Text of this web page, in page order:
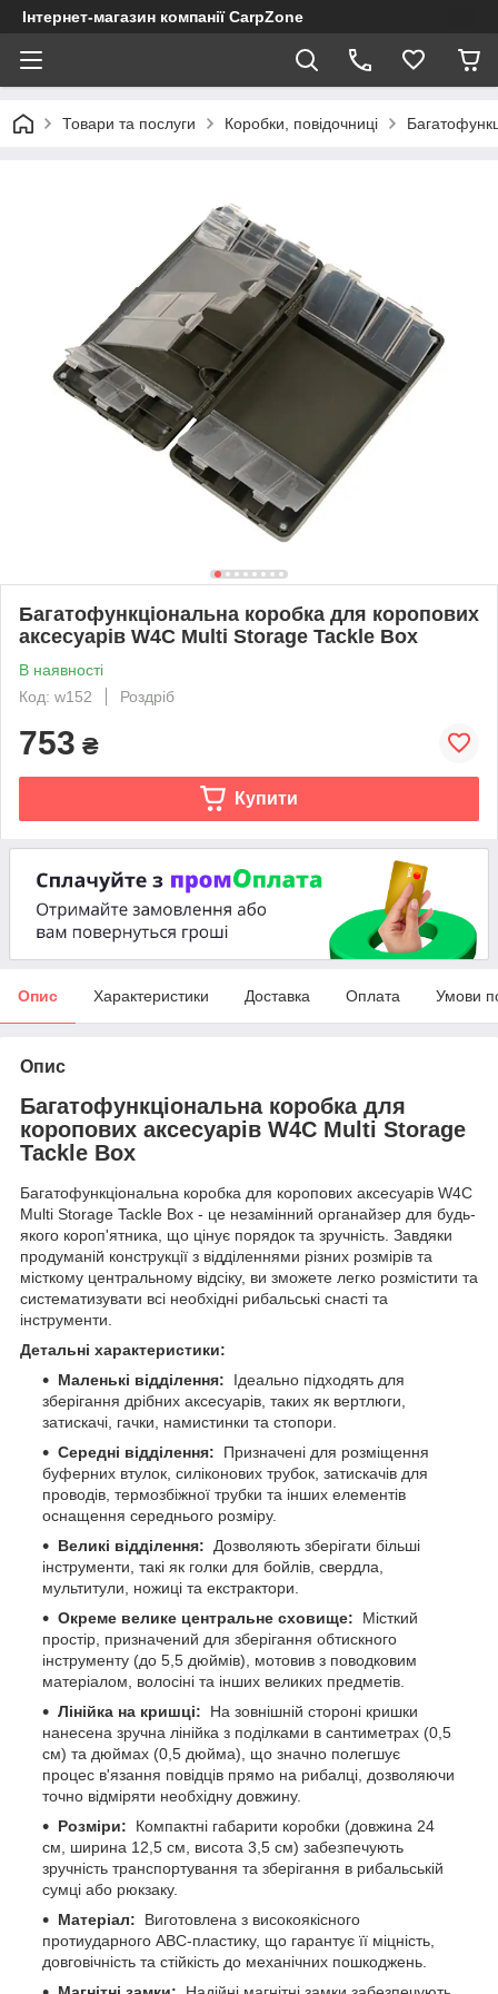
Інтернет-магазин компанії CarpZone
Товари та послуги Коробки, повідочниці
Багатофункціональна коробка для коропових
аксесуарів W4C Multi Storage Tackle Box
В наявності
Код: w152
Роздріб
753 ₴
Купити
Опис Характеристики Доставка Оплата Умови
Опис
Багатофункціональна коробка для
коропових аксесуарів W4C Multi Storage
Tackle Box
Багатофункціональна коробка для коропових аксесуарів W4C
Multi Storage Tackle Box - це незамінний органайзер для будь-
якого короп'ятника, що цінує порядок та зручність. Завдяки
продуманій конструкції з відділеннями різних розмірів та
місткому центральному відсіку, ви зможете легко розмістити та
систематизувати всі необхідні рибальські снасті та
інструменти.
Детальні характеристики:
Маленькі відділення: Ідеально підходять для
зберігання дрібних аксесуарів, таких як вертлюги,
затискачі, гачки, намистинки та стопори.
Середні відділення: Призначені для розміщення
буферних втулок, силіконових трубок, затискачів для
проводів, термозбіжної трубки та інших елементів
оснащення середнього розміру.
Великі відділення: Дозволяють зберігати більші
інструменти, такі як голки для бойлів, свердла,
мультитули, ножиці та екстрактори.
Окреме велике центральне сховище: Місткий
простір, призначений для зберігання обтискного
інструменту (до 5,5 дюймів), мотовив з поводковим
матеріалом, волосіні та інших великих предметів.
Лінійка на кришці: На зовнішній стороні кришки
нанесена зручна лінійка з поділками в сантиметрах (0,5
см) та дюймах (0,5 дюйма), що значно полегшує
процес в'язання повідців прямо на рибалці, дозволяючи
точно відміряти необхідну довжину.
Розміри: Компактні габарити коробки (довжина 24
см, ширина 12,5 см, висота 3,5 см) забезпечують
зручність транспортування та зберігання в рибальській
сумці або рюкзаку.
Матеріал: Виготовлена ​​з високоякісного
протиударного ABC-пластику, що гарантує її міцність,
довговічність та стійкість до механічних пошкоджень.